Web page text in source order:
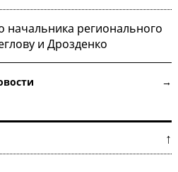
начальника регионального
и Дрозденко
новости →
персон ↑